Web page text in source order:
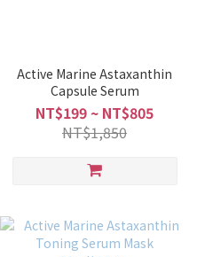
Active Marine Astaxanthin
Capsule Serum
NT$199 ~ NT$805
NT$1,850